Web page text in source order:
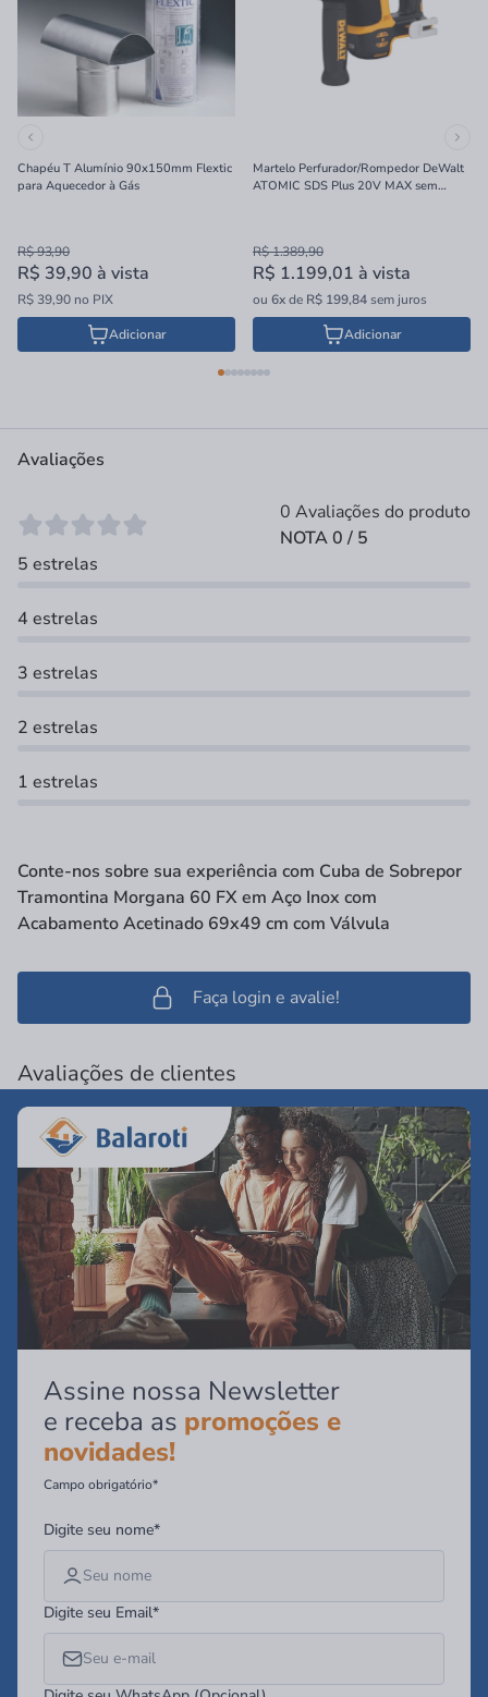
Chapéu T Alumínio 90x150mm Flextic
para Aquecedor à Gás
R$ 93,90
R$ 39,90 à vista
R$ 39,90 no PIX
Adicionar
Martelo Perfurador/Rompedor DeWalt
ATOMIC SDS Plus 20V MAX sem
R$ 1.389,90
R$ 1.199,01 à vista
ou 6xde R$ 199,84sem juros
Adicionar
Avaliações
0 Avaliações do produto
NOTA 0 / 5
5 estrelas
4 estrelas
3 estrelas
2 estrelas
1 estrelas
Conte-nos sobre sua experiência com Cuba de Sobrepor
Tramontina Morgana 60 FX em Aço Inox com
Acabamento Acetinado 69x49 cm com Válvula
Faça login e avalie!
Avaliações de clientes
Assine nossa Newsletter
e receba as promoções e
novidades!
Campo obrigatório*
Digite seu nome*
Digite seu Email*